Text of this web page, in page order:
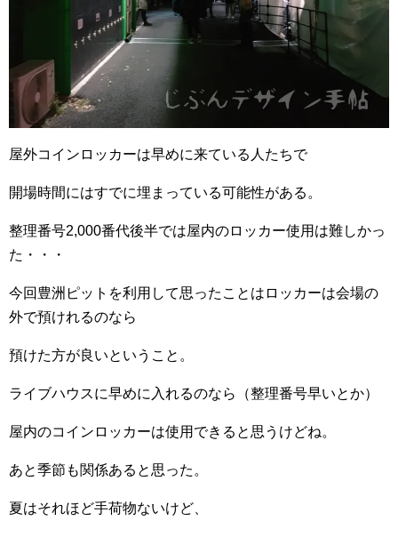
屋外コインロッカーは早めに来ている人たちで
開場時間にはすでに埋まっている可能性がある。
整理番号2,000番代後半では屋内のロッカー使用は難しかっ
た・・・
今回豊洲ピットを利用して思ったことはロッカーは会場の
外で預けれるのなら
預けた方が良いということ。
ライブハウスに早めに入れるのなら（整理番号早いとか）
屋内のコインロッカーは使用できると思うけどね。
あと季節も関係あると思った。
夏はそれほど手荷物ないけど、